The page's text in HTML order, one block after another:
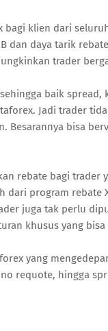
klien dari
dan daya tarik
trader
baik
Jadi trader
Besarannya bisa
rebate bagi
dari program
juga tak perlu
khusus yang
yang
requote, hingga